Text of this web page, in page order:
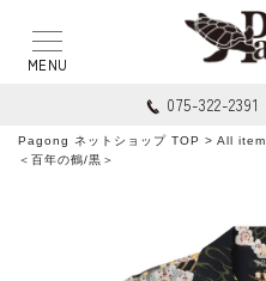
075-322-2391
Pagong ネットショップ TOP > All item
＜百年の鶴/黒＞